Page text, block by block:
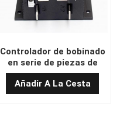
Controlador de bobinado
en serie de piezas de
montacargas de nuevo
modelo 1204M-5305
(325A)
Añadir A La Cesta